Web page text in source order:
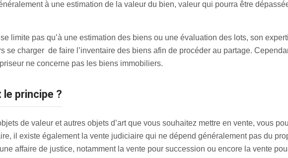
à une estimation de la valeur du bien, valeur qui pourra être
limite pas qu’à une estimation des biens ou une évaluation des lots, son
se charger de faire l’inventaire des biens afin de procéder au partage.
ne concerne pas les biens immobiliers.
le principe ?
de valeur et autres objets d’art que vous souhaitez mettre en vente, vous
il existe également la vente judiciaire qui ne dépend généralement pas du
affaire de justice, notamment la vente pour succession ou encore la vente